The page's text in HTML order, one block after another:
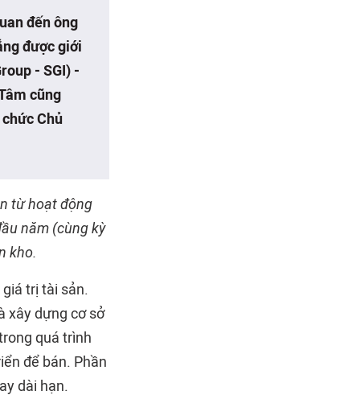
đến ông
được giới
- SGI) -
cũng
Chủ
từ hoạt động
năm (cùng kỳ
kho.
trị tài sản.
xây dựng cơ sở
quá trình
để bán. Phần
dài hạn.